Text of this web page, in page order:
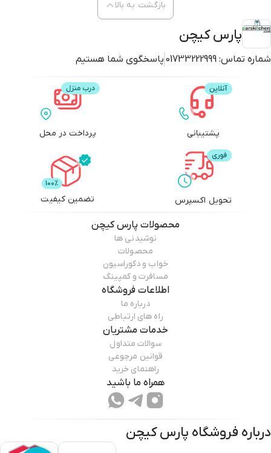
پارس کیچن
شماره تماس: 01733222999 پاسخگوی شما هستیم
بازگشت به بالا
پشتیبانی پرداخت در محل
تحویل اکسپرس تضمین کیفیت
محصولات پارس کیچن
نوشیدنی ها
محصولات
خواب و دکوراسیون
مسافرت و کمپینگ
اطلاعات فروشگاه
درباره ما
راه های ارتباطی
خدمات مشتریان
سوالات متداول
قوانین مرجوعی
راهنمای خرید
همراه ما باشید
درباره فروشگاه پارس کیچن